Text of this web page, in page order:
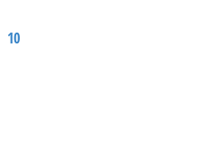
10